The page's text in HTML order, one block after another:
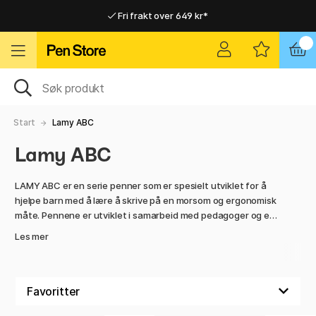
Fri frakt over 649 kr*
Raskt til dør eller utleveringssted
Raskt til dør eller utleveringssted
Start Lamy ABC
Lamy ABC
LAMY ABC er en serie penner som er spesielt utviklet for å
hjelpe barn med å lære å skrive på en morsom og ergonomisk
måte. Pennene er utviklet i samarbeid med pedagoger og er
LAMY ABC finnes som fyllepen og mekanisk blyant.
Les mer